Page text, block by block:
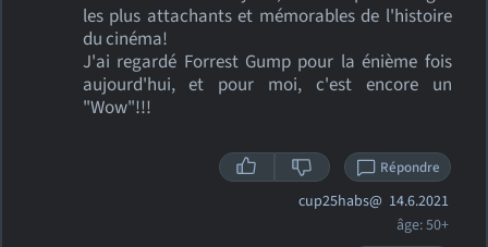
les plus attachants et mémorables de l'histoire
du cinéma!
J'ai regardé Forrest Gump pour la énième fois
aujourd'hui, et pour moi, c'est encore un
"Wow"!!!
Répondre
cup25habs@ 14.6.2021
âge: 50+